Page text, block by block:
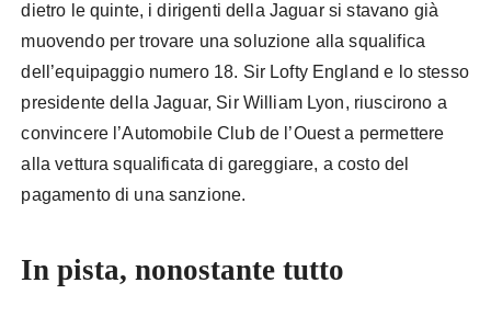
dietro le quinte, i dirigenti della Jaguar si stavano già
muovendo per trovare una soluzione alla squalifica
dell’equipaggio numero 18. Sir Lofty England e lo stesso
presidente della Jaguar, Sir William Lyon, riuscirono a
convincere l’Automobile Club de l’Ouest a permettere
alla vettura squalificata di gareggiare, a costo del
pagamento di una sanzione.
In pista, nonostante tutto